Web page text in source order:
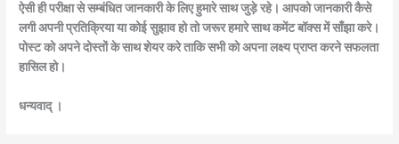
ऐसी ही परीक्षा से सम्बंधित जानकारी के लिए हुमारे साथ जुड़े रहे। आपको जानकारी कैसे
लगी अपनी प्रतिक्रिया या कोई सुझाव हो तो जरूर हमारे साथ कमेंट बॉक्स में साँझा करे।
पोस्ट को अपने दोस्तों के साथ शेयर करे ताकि सभी को अपना लक्ष्य प्राप्त करने सफलता
हासिल हो।
धन्यवाद् ।